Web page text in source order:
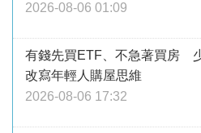
2026-08-06 01:09
有錢先買ETF、不急著買房
改寫年輕人購屋思維
2026-08-06 17:32